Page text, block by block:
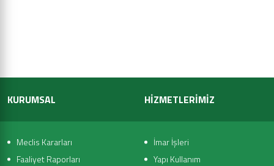
KURUMSAL
Meclis Kararları
Faaliyet Raporları
HİZMETLERİMİZ
İmar İşleri
Yapı Kullanım